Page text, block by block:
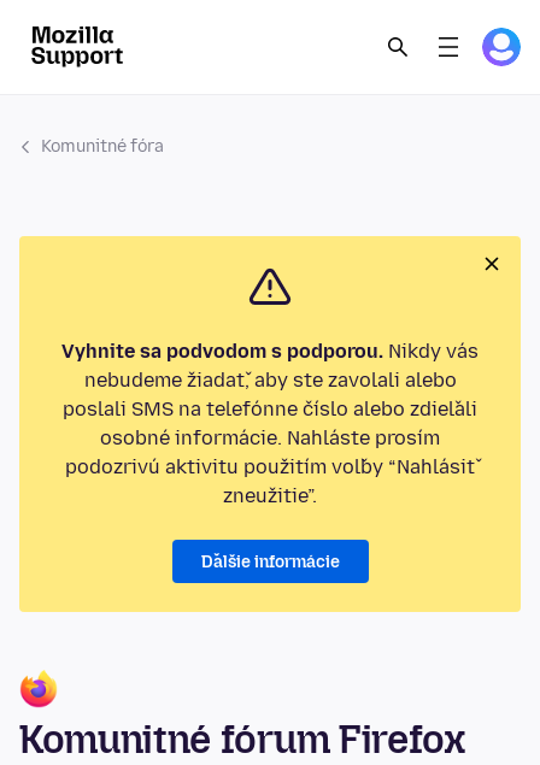
Komunitné fóra
Vyhnite sa podvodom s podporou. Nikdy vás
nebudeme žiadať, aby ste zavolali alebo
poslali SMS na telefónne číslo alebo zdieľali
osobné informácie. Nahláste prosím
podozrivú aktivitu použitím voľby “Nahlásiť
zneužitie”.
Ďalšie informácie
Komunitné fórum Firefox